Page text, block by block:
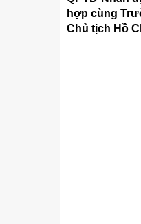
hợp cùng
Chủ tịch Hồ